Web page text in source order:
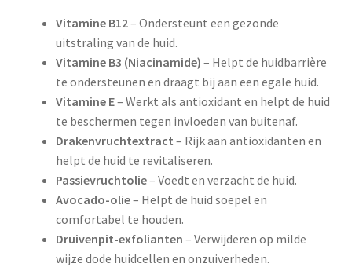
Vitamine B12– Ondersteunt een gezonde
uitstraling van de huid.
Vitamine B3 (Niacinamide) – Helpt de huidbarrière
te ondersteunen en draagt bij aan een egale huid.
Vitamine E– Werkt als antioxidant en helpt de huid
te beschermen tegen invloeden van buitenaf.
Drakenvruchtextract – Rijk aan antioxidanten en
helpt de huid te revitaliseren.
Passievruchtolie– Voedt en verzacht de huid.
Avocado-olie– Helpt de huid soepel en
comfortabel te houden.
Druivenpit-exfolianten – Verwijderen op milde
wijze dode huidcellen en onzuiverheden.